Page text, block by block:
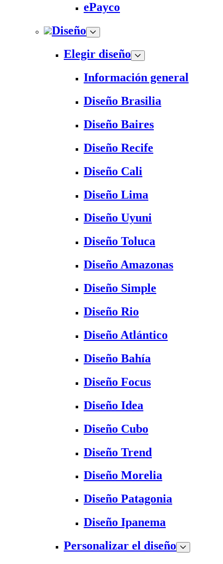
ePayco
Diseño
Elegir diseño
Información general
Diseño Brasilia
Diseño Baires
Diseño Recife
Diseño Cali
Diseño Lima
Diseño Uyuni
Diseño Toluca
Diseño Amazonas
Diseño Simple
Diseño Rio
Diseño Atlántico
Diseño Bahía
Diseño Focus
Diseño Idea
Diseño Cubo
Diseño Trend
Diseño Morelia
Diseño Patagonia
Diseño Ipanema
Personalizar el diseño